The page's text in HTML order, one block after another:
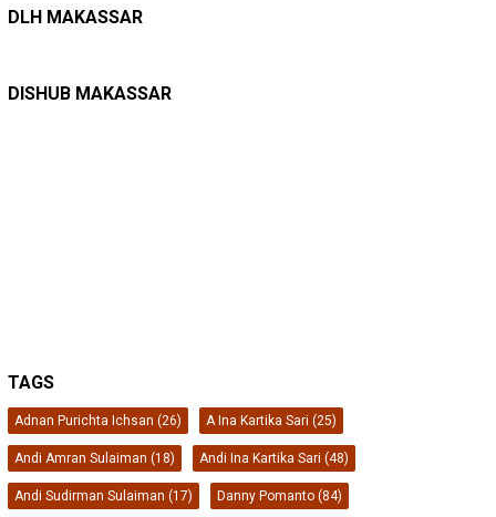
DLH MAKASSAR
Belanja Pemerintah Bisa Menyelamatkan Hu…
DISHUB MAKASSAR
Pete-pete Laut Makassar Siap Beroperasi …
TAGS
Adnan Purichta Ichsan (26) A Ina Kartika Sari (25)
Andi Amran Sulaiman (18) Andi Ina Kartika Sari (48)
Andi Sudirman Sulaiman (17) Danny Pomanto (84)